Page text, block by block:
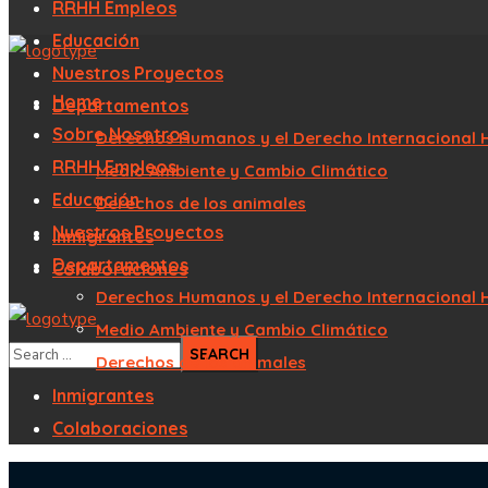
RRHH Empleos
Educación
Nuestros Proyectos
Departamentos
Derechos Humanos y el Derecho Internacional
Medio Ambiente y Cambio Climático
Derechos de los animales
Inmigrantes
Colaboraciones
Home
Sobre Nosotros
RRHH Empleos
Educación
Nuestros Proyectos
Departamentos
Derechos Humanos y el Derecho Internacional
Medio Ambiente y Cambio Climático
Derechos de los animales
Inmigrantes
Colaboraciones